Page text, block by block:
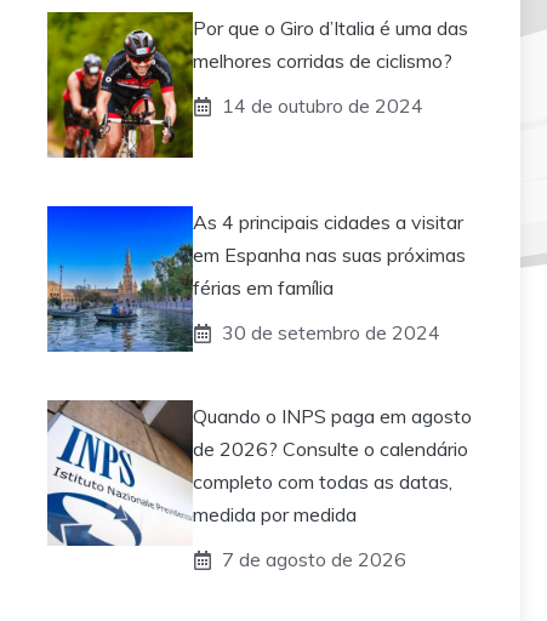
Por que o Giro d’Italia é uma das
melhores corridas de ciclismo?
14 de outubro de 2024
As 4 principais cidades a visitar
em Espanha nas suas próximas
férias em família
30 de setembro de 2024
Quando o INPS paga em agosto
de 2026? Consulte o calendário
completo com todas as datas,
medida por medida
7 de agosto de 2026